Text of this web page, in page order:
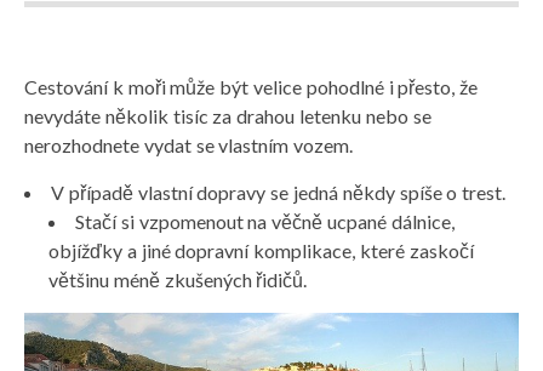
Cestování k moři může být velice pohodlné i přesto, že
nevydáte několik tisíc za drahou letenku nebo se
nerozhodnete vydat se vlastním vozem.
V případě vlastní dopravy se jedná někdy spíše o trest.
Stačí si vzpomenout na věčně ucpané dálnice,
objížďky a jiné dopravní komplikace, které zaskočí
většinu méně zkušených řidičů.